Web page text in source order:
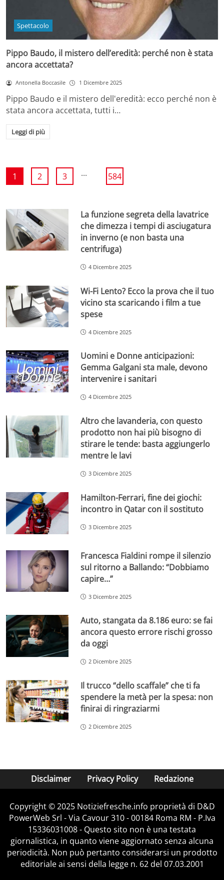
Spettacolo
Pippo Baudo, il mistero dell’eredità: perché non è stata
ancora accettata?
Antonella Boccasile 1 Dicembre 2025
Pippo Baudo e il mistero dell'eredità: ecco perché non è
stata ancora accettata, tutti i…
Leggi di più
1 2 3 ... 584
La funzione segreta della lavatrice
che dimezza i tempi di asciugatura
in inverno (e non basta una
centrifuga)
4 Dicembre 2025
Wi-Fi Lento? Ecco la prova che il tuo
vicino sta scaricando i film a tue
spese
4 Dicembre 2025
Uomini e Donne anticipazioni:
Gemma Galgani sta male, devono
intervenire i sanitari
4 Dicembre 2025
Altro che lavanderia, con questo
prodotto non hai più bisogno di
stirare le tende: basta aggiungerlo
mentre le lavi
3 Dicembre 2025
Hamilton-Ferrari, fine dei giochi:
incontro in Qatar con il sostituto
3 Dicembre 2025
Francesca Fialdini rompe il silenzio
sul ritorno a Ballando: “Dobbiamo
capire…”
3 Dicembre 2025
Auto, stangata da 8.186 euro: se fai
ancora questo errore rischi grosso
da oggi
2 Dicembre 2025
Il trucco “dello scaffale” che ti fa
spendere la metà per la spesa: non
finirai di ringraziarmi
2 Dicembre 2025
Disclaimer Privacy Policy Redazione
Copyright © 2025 Notiziefresche.info proprietà di D&D
PowerWeb Srl - Via Cavour 310 - 00184 Roma RM - P.Iva
15336031008 - Questo sito non è una testata
giornalistica, in quanto viene aggiornato senza alcuna
periodicità. Non può pertanto considerarsi un prodotto
editoriale ai sensi della legge n. 62 del 07.03.2001